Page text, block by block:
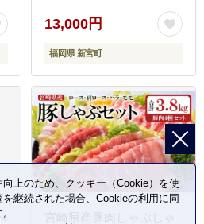
13,000円
福岡県 新宮町
宮崎県産豚肉しゃぶしゃ
上のため、クッキー（Cookie）を使
継続された場合、Cookieの利用に同